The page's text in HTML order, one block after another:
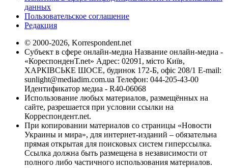
данных
Пользовательское соглашение
Редакция
© 2000-2026, Korrespondent.net
Субъект в сфере онлайн-медиа Название онлайн-медиа -
«КореспонденТ.net» Адрес: 02091, місто Київ,
ХАРКІВСЬКЕ ШОСЕ, будинок 172-Б, офіс 208/1 E-mail:
sunlight@mediadim.com.ua Телефон: 044-205-43-00
Идентификатор медиа - R40-06068
Использование любых материалов, размещённых на
сайте, разрешается при условии ссылки на
Корреспондент.net.
При копировании материалов со страницы «Новости
Украины и мира», для интернет-изданий – обязательна
прямая открытая для поисковых систем гиперссылка.
Ссылка должна быть размещена в независимости от
полного либо частичного использования материалов.